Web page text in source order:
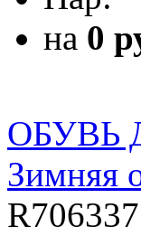
на 0
ОБУВЬ
Зимняя